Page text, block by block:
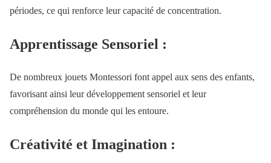
périodes, ce qui renforce leur capacité de concentration.
Apprentissage Sensoriel :
De nombreux jouets Montessori font appel aux sens des enfants,
favorisant ainsi leur développement sensoriel et leur
compréhension du monde qui les entoure.
Créativité et Imagination :